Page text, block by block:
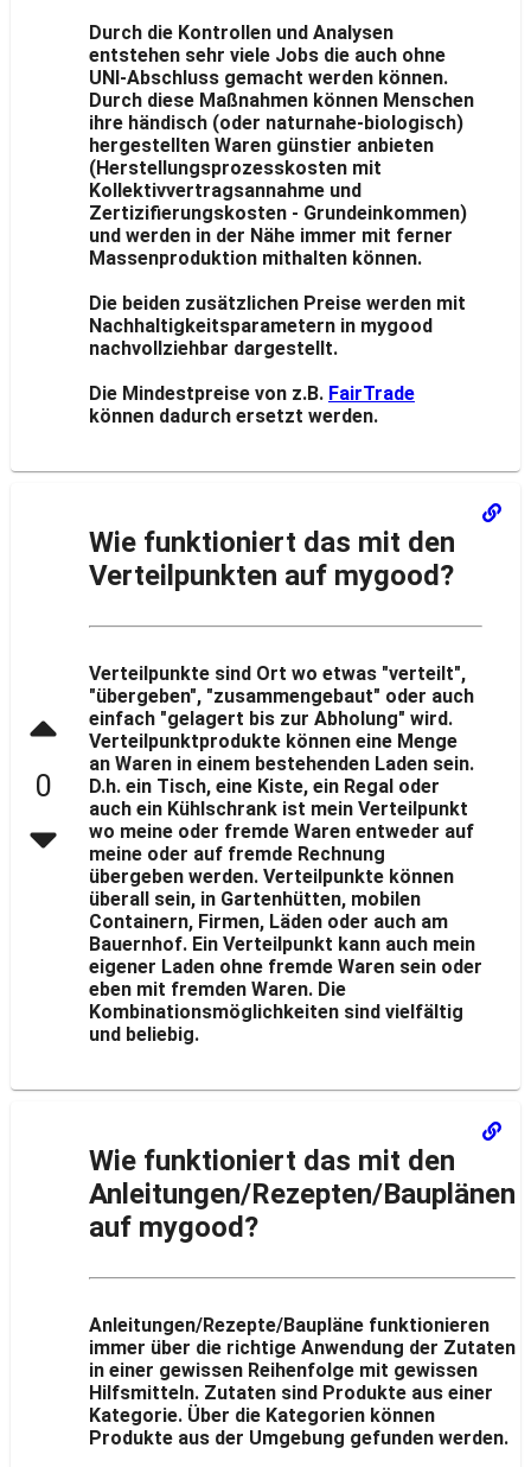
Durch die Kontrollen und Analysen
entstehen sehr viele Jobs die auch ohne
UNI-Abschluss gemacht werden können.
Durch diese Maßnahmen können Menschen
ihre händisch (oder naturnahe-biologisch)
hergestellten Waren günstier anbieten
(Herstellungsprozesskosten mit
Kollektivvertragsannahme und
Zertizifierungskosten - Grundeinkommen)
und werden in der Nähe immer mit ferner
Massenproduktion mithalten können.
Die beiden zusätzlichen Preise werden mit
Nachhaltigkeitsparametern in mygood
nachvollziehbar dargestellt.
Die Mindestpreise von z.B. FairTrade
können dadurch ersetzt werden.
0
Wie funktioniert das mit den
Verteilpunkten auf mygood?
Verteilpunkte sind Ort wo etwas "verteilt",
"übergeben", "zusammengebaut" oder auch
einfach "gelagert bis zur Abholung" wird.
Verteilpunktprodukte können eine Menge
an Waren in einem bestehenden Laden sein.
D.h. ein Tisch, eine Kiste, ein Regal oder
auch ein Kühlschrank ist mein Verteilpunkt
wo meine oder fremde Waren entweder auf
meine oder auf fremde Rechnung
übergeben werden. Verteilpunkte können
überall sein, in Gartenhütten, mobilen
Containern, Firmen, Läden oder auch am
Bauernhof. Ein Verteilpunkt kann auch mein
eigener Laden ohne fremde Waren sein oder
eben mit fremden Waren. Die
Kombinationsmöglichkeiten sind vielfältig
und beliebig.
Wie funktioniert das mit den
Anleitungen/Rezepten/Bauplänen
auf mygood?
Anleitungen/Rezepte/Baupläne funktionieren
immer über die richtige Anwendung der Zutaten
in einer gewissen Reihenfolge mit gewissen
Hilfsmitteln. Zutaten sind Produkte aus einer
Kategorie. Über die Kategorien können
Produkte aus der Umgebung gefunden werden.